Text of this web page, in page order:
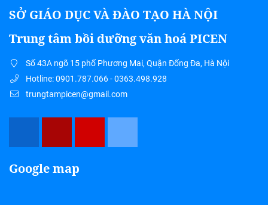
SỞ GIÁO DỤC VÀ ĐÀO TẠO HÀ NỘI
Trung tâm bồi dưỡng văn hoá PICEN
Số 43A ngõ 15 phố Phương Mai, Quận Đống Đa, Hà Nội
Hotline: 0901.787.066 - 0363.498.928
trungtampicen@gmail.com
Google map